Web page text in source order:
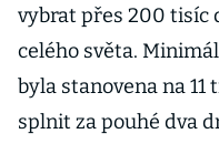
vybrat přes 200 tisíc
celého světa.
byla stanovena na
splnit za pouhé dva